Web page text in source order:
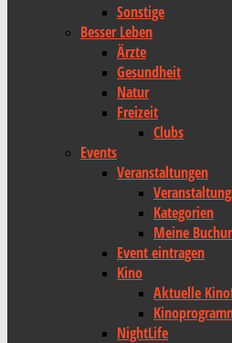
Sonstige
Besser Leben
Ärzte
Gesundheit
Natur
Freizeit
Clubs
Events
Veranstaltungen
Kategorien
Meine
Event eintragen
Kino
Aktuelle
NightLife